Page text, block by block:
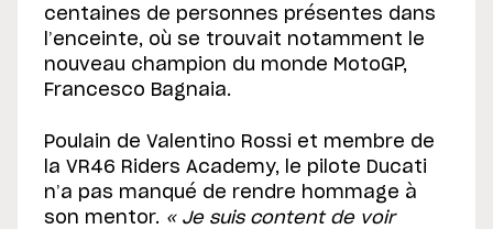
centaines de personnes présentes dans
l’enceinte, où se trouvait notamment le
nouveau champion du monde MotoGP,
Francesco Bagnaia.
Poulain de Valentino Rossi et membre de
la VR46 Riders Academy, le pilote Ducati
n’a pas manqué de rendre hommage à
son mentor. « Je suis content de voir